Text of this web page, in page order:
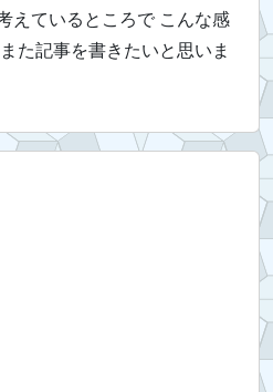
えているところで こんな感
た記事を書きたいと思いま